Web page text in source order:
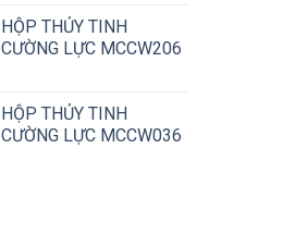
HỘP THỦY TINH
CƯỜNG LỰC MCCW206
HỘP THỦY TINH
CƯỜNG LỰC MCCW036